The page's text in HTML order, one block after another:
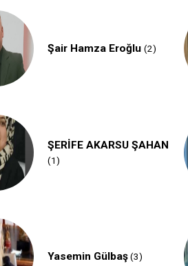
Şair Hamza Eroğlu(2)
ŞERİFE AKARSU ŞAHAN
(1)
Yasemin Gülbaş(3)